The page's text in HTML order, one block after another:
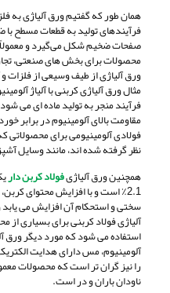
همان طور که گفتیم ورق آلیاژی به
فرآیندهای تولید به قطعات مسطح
صفحات ضخیم شکل می‌گیرد و معمولاً
محصولات برای بخش های صنعتی،
ورق آلیاژی از طیف وسیعی از فلزات
مثال ورق آلیاژی کربنی با آلیاژ
فرآیند منجر به تولید ماده ای می
مقاومت بالای آلومینیوم در برابر
فولادی آلومینیومی برای محصولاتی
نظر گرفته شده اند، مانند وسایل
همچنین ورق آلیاژیفولاد کربن دار
2.1٪ است و با افزایش محتوای
سختی و استحکام آن افزایش می
آلیاژی فولاد کربنی برای بسیاری
استفاده می شود که مورد دیگر ورق
آلومینیوم، مس دارای هدایت
را نیز گران تر است که محصولات
ناودان باران و در است.